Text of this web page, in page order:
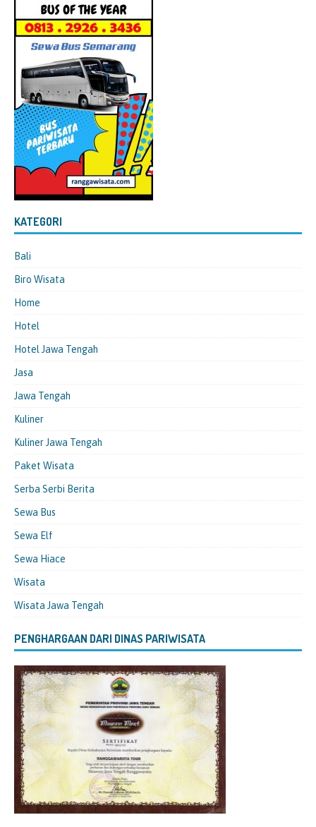
KATEGORI
Bali
Biro Wisata
Home
Hotel
Hotel Jawa Tengah
Jasa
Jawa Tengah
Kuliner
Kuliner Jawa Tengah
Paket Wisata
Serba Serbi Berita
Sewa Bus
Sewa Elf
Sewa Hiace
Wisata
Wisata Jawa Tengah
PENGHARGAAN DARI DINAS PARIWISATA